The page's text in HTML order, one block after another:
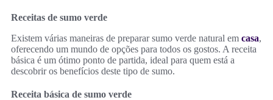
Receitas de sumo verde
Existem várias maneiras de preparar sumo verde natural em casa,
oferecendo um mundo de opções para todos os gostos. A receita
básica é um ótimo ponto de partida, ideal para quem está a
descobrir os benefícios deste tipo de sumo.
Receita básica de sumo verde